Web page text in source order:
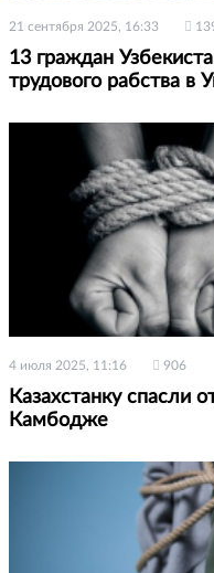
21 сентября 2025, 16:33
13 граждан
трудового рабства в
4 июля 2025, 11:16 906
Казахстанку спасли
Камбодже